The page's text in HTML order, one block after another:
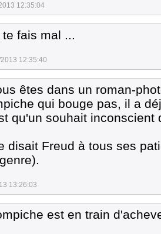
12:35:04
fais mal ...
12:35:40
êtes dans un roman-
qui bouge pas, il a
qu'un souhait inconscient
disait Freud à tous ses
13:26:03
est en train